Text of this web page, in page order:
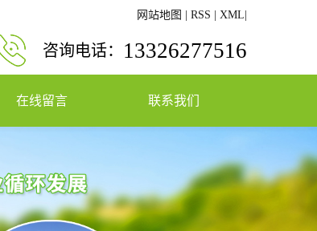
网站地图 RSS XML
咨询电话： 13326277516
在线留言 联系我们